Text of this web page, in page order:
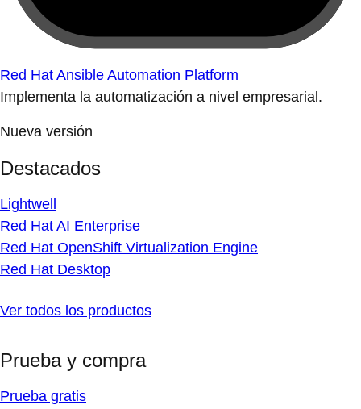
Red Hat Ansible Automation Platform
Implementa la automatización a nivel empresarial.
Nueva versión
Destacados
Lightwell
Red Hat AI Enterprise
Red Hat OpenShift Virtualization Engine
Red Hat Desktop
Ver todos los productos
Prueba y compra
Prueba gratis